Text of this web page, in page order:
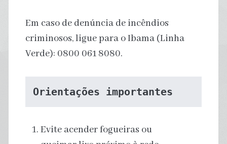
Em caso de denúncia de incêndios
criminosos, ligue para o Ibama (Linha
Verde): 0800 061 8080.
Orientações importantes
Evite acender fogueiras ou